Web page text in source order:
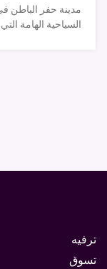
مدينة حفر الباطن
السياحية الهامة
ترفيه
تسوق